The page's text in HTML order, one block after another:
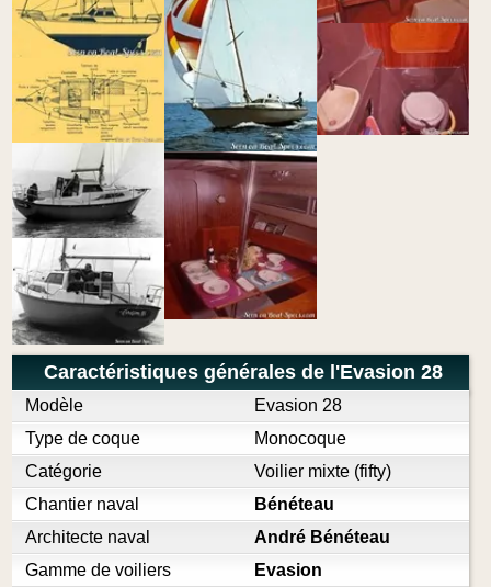
Caractéristiques générales de l'Evasion 28
Modèle
Evasion 28
Type de coque
Monocoque
Catégorie
Voilier mixte (fifty)
Chantier naval
Bénéteau
Architecte naval
André Bénéteau
Gamme de voiliers
Evasion